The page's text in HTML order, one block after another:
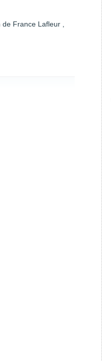
de France Lafleur ,